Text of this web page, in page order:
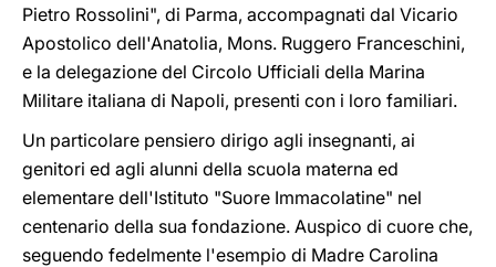
Pietro Rossolini", di Parma, accompagnati dal Vicario
Apostolico dell'Anatolia, Mons. Ruggero Franceschini,
e la delegazione del Circolo Ufficiali della Marina
Militare italiana di Napoli, presenti con i loro familiari.
Un particolare pensiero dirigo agli insegnanti, ai
genitori ed agli alunni della scuola materna ed
elementare dell'Istituto "Suore Immacolatine" nel
centenario della sua fondazione. Auspico di cuore che,
seguendo fedelmente l'esempio di Madre Carolina